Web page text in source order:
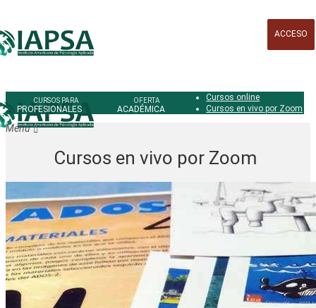
ACCESO
PROFESIONALES ACADÉMICA
Cursos online
Cursos en vivo por Zoom
Cursos en vivo por Zoom